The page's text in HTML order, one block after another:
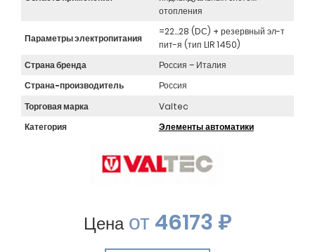
отопления
Параметры электропитания
=22…28 (DС) + резервный эл-т
пит-я (тип LIR 1450)
Страна бренда
Россия – Италия
Страна-производитель
Россия
Торговая марка
Valtec
Категория
Элементы автоматики
Ценаот46173 ₽